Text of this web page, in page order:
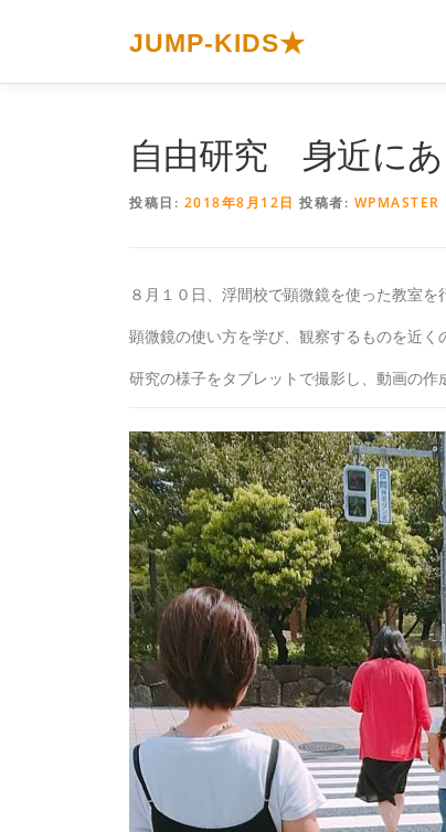
ン
JUMP-KIDS★
自由研究 身近にあ
投稿日: 2018年8月12日 投稿者: WPMASTER
８月１０日、浮間校で顕微鏡を使った教室を
顕微鏡の使い方を学び、観察するものを近く
研究の様子をタブレットで撮影し、動画の作